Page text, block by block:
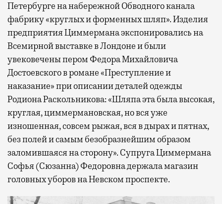
Петербурге на набережной Обводного канала
фабрику «круглых и форменных шляп». Изделия
предприятия Циммермана экспонировались на
Всемирной выставке в Лондоне и были
увековечены пером Федора Михайловича
Достоевского в романе «Преступление и
наказание» при описании деталей одежды
Родиона Раскольникова: «Шляпа эта была высокая,
круглая, циммермановская, но вся уже
изношенная, совсем рыжая, вся в дырах и пятнах,
без полей и самым безобразнейшим образом
заломившаяся на сторону». Супруга Циммермана
Софья (Сюзанна) Федоровна держала магазин
головных уборов на Невском проспекте.